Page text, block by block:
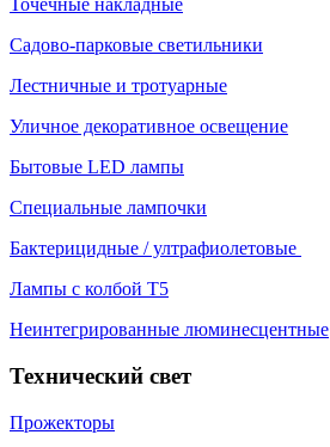
Точечные накладные
Садово-парковые светильники
Лестничные и тротуарные
Уличное декоративное освещение
Бытовые LED лампы
Специальные лампочки
Бактерицидные / ултрафиолетовые
Лампы с колбой Т5
Неинтегрированные люминесцентные
Технический свет
Прожекторы